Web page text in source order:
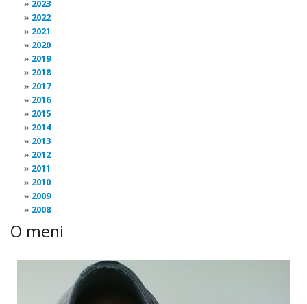
2023
2022
2021
2020
2019
2018
2017
2016
2015
2014
2013
2012
2011
2010
2009
2008
O meni